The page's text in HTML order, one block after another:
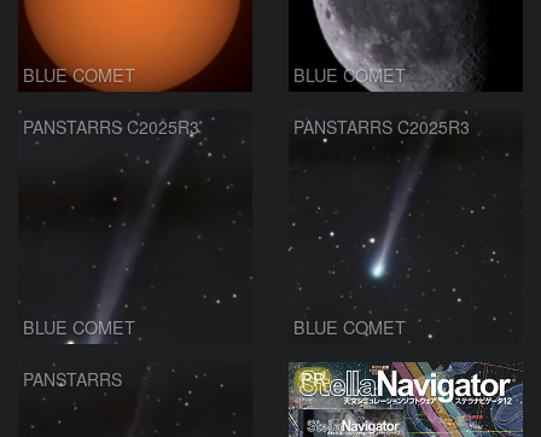
BLUE COMET BLUE COMET
PANSTARRS C2025R3
BLUE COMET
PANSTARRS C2025R3
BLUE COMET
PANSTARRS PR